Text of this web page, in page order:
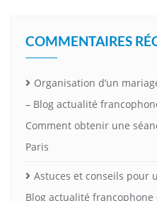
COMMENTAIRES
Organisation d’un
– Blog actualité
Comment obtenir une
Paris
Astuces et conseils pour
Blog actualité